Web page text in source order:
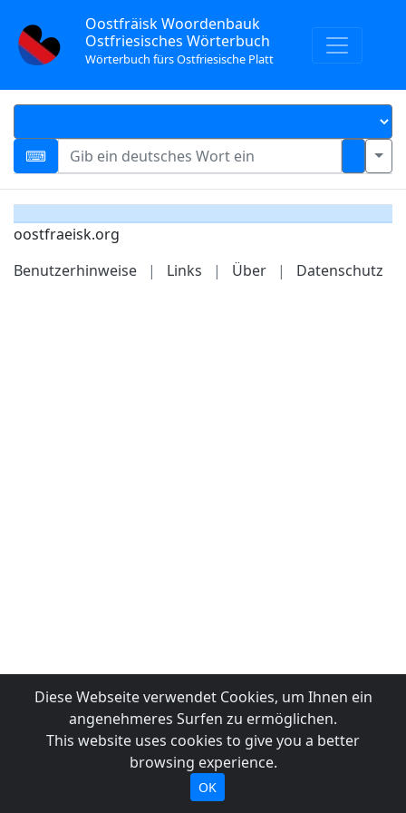
Oostfräisk Woordenbauk
Ostfriesisches Wörterbuch
Wörterbuch fürs Ostfriesische Platt
oostfraeisk.org
Benutzerhinweise
| Links | Über | Datenschutz
Diese Webseite verwendet Cookies, um Ihnen ein
angenehmeres Surfen zu ermöglichen.
This website uses cookies to give you a better
browsing experience.
OK